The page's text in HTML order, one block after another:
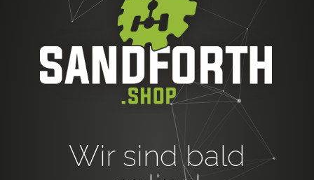
Wir sind bald